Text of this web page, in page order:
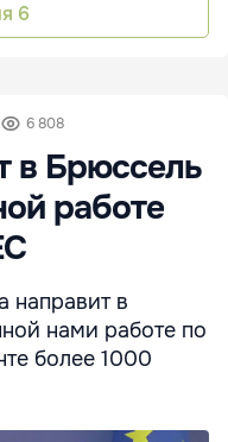
6
6 808
в Брюссель
работе
направит в
нами работе по
более 1000